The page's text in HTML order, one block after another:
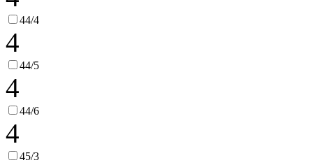
44/4
4
44/5
4
44/6
4
45/3